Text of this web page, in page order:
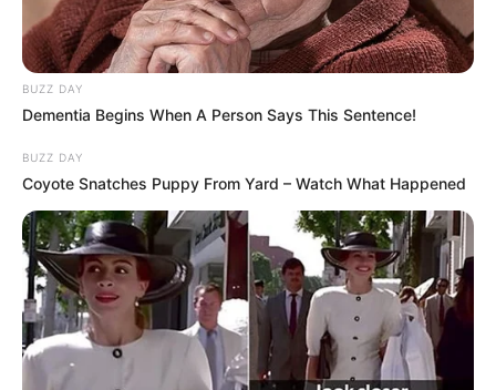
BUZZ DAY
Dementia Begins When A Person Says This Sentence!
BUZZ DAY
Coyote Snatches Puppy From Yard – Watch What Happened